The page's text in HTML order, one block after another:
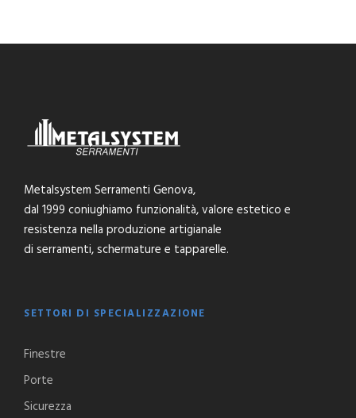
Metalsystem Serramenti Genova,
dal 1999 coniughiamo funzionalità, valore estetico e
resistenza nella produzione artigianale
di serramenti, schermature e tapparelle.
SETTORI DI SPECIALIZZAZIONE
Finestre
Porte
Sicurezza